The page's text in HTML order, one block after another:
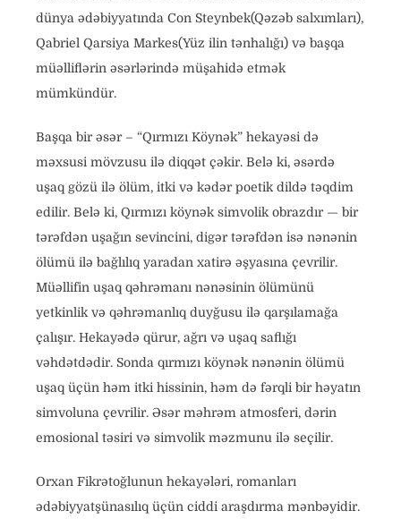
dünya ədəbiyyatında Con Steynbek(Qəzəb salxımları),
Qabriel Qarsiya Markes(Yüz ilin tənhalığı) və başqa
müəlliflərin əsərlərində müşahidə etmək
mümkündür.
Başqa bir əsər – “Qırmızı Köynək” hekayəsi də
məxsusi mövzusu ilə diqqət çəkir. Belə ki, əsərdə
uşaq gözü ilə ölüm, itki və kədər poetik dildə təqdim
edilir. Belə ki, Qırmızı köynək simvolik obrazdır — bir
tərəfdən uşağın sevincini, digər tərəfdən isə nənənin
ölümü ilə bağlılıq yaradan xatirə əşyasına çevrilir.
Müəllifin uşaq qəhrəmanı nənəsinin ölümünü
yetkinlik və qəhrəmanlıq duyğusu ilə qarşılamağa
çalışır. Hekayədə qürur, ağrı və uşaq saflığı
vəhdətdədir. Sonda qırmızı köynək nənənin ölümü
uşaq üçün həm itki hissinin, həm də fərqli bir həyatın
simvoluna çevrilir. Əsər məhrəm atmosferi, dərin
emosional təsiri və simvolik məzmunu ilə seçilir.
Orxan Fikrətoğlunun hekayələri, romanları
ədəbiyyatşünasılıq üçün ciddi araşdırma mənbəyidir.